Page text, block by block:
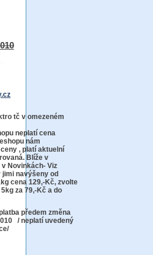
tč v omezeném
neplatí cena
nám
, platí aktuelní
Blíže v
Novinkách- Viz
navýšeny od
cena 129,-Kč, zvolte
5kg za 79,-Kč a do
předem změna
/ neplatí uvedený